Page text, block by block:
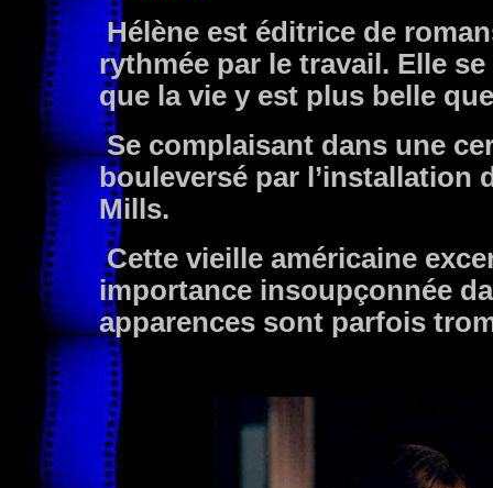
Hélène est éditrice de
rythmée par le travail. Elle
que la vie y est plus belle
Se complaisant dans une
bouleversé par l’installation
Mills.
Cette vieille américaine
importance insoupçonnée
apparences sont parfois